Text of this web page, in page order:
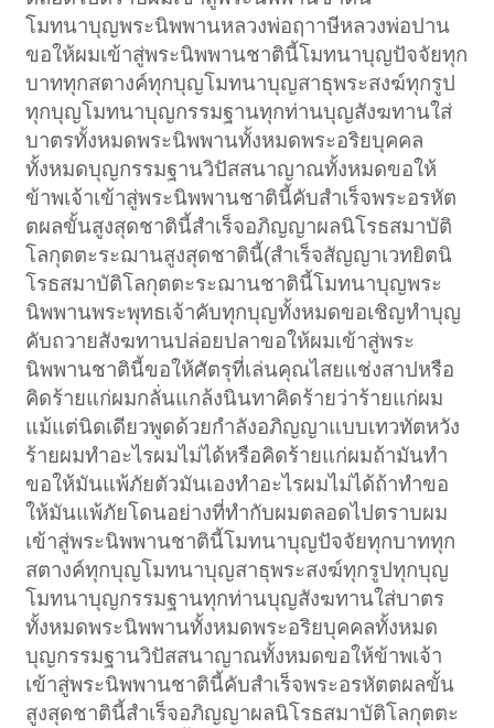
โมทนาบุญพระนิพพานหลวงพ่อฤาาษีหลวงพ่อปาน
ขอให้ผมเข้าสู่พระนิพพานชาตินี้โมทนาบุญปัจจัยทุก
บาททุกสตางค์ทุกบุญโมทนาบุญสาธุพระสงฆ์ทุกรูป
ทุกบุญโมทนาบุญกรรมฐานทุกท่านบุญสังฆทานใส่
บาตรทั้งหมดพระนิพพานทั้งหมดพระอริยบุคคล
ทั้งหมดบุญกรรมฐานวิปัสสนาญาณทั้งหมดขอให้
ข้าพเจ้าเข้าสู่พระนิพพานชาตินี้คับสำเร็จพระอรหัต
ตผลขั้นสูงสุดชาตินี้สำเร็จอภิญญาผลนิโรธสมาบัติ
โลกุตตะระฌานสูงสุดชาตินี้(สำเร็จสัญญาเวทยิตนิ
โรธสมาบัติโลกุตตะระฌานชาตินี้โมทนาบุญพระ
นิพพานพระพุทธเจ้าคับทุกบุญทั้งหมดขอเชิญทำบุญ
คับถวายสังฆทานปล่อยปลาขอให้ผมเข้าสู่พระ
นิพพานชาตินี้ขอให้ศัตรุที่เล่นคุณไสยแช่งสาปหรือ
คิดร้ายแก่ผมกลั่นแกล้งนินทาคิดร้ายว่าร้ายแก่ผม
แม้แต่นิดเดียวพูดด้วยกำลังอภิญญาแบบเทวทัตหวัง
ร้ายผมทำอะไรผมไม่ได้หรือคิดร้ายแก่ผมถ้ามันทำ
ขอให้มันแพ้ภัยตัวมันเองทำอะไรผมไม่ได้ถ้าทำขอ
ให้มันแพ้ภัยโดนอย่างที่ทำกับผมตลอดไปตราบผม
เข้าสู่พระนิพพานชาตินี้โมทนาบุญปัจจัยทุกบาททุก
สตางค์ทุกบุญโมทนาบุญสาธุพระสงฆ์ทุกรูปทุกบุญ
โมทนาบุญกรรมฐานทุกท่านบุญสังฆทานใส่บาตร
ทั้งหมดพระนิพพานทั้งหมดพระอริยบุคคลทั้งหมด
บุญกรรมฐานวิปัสสนาญาณทั้งหมดขอให้ข้าพเจ้า
เข้าสู่พระนิพพานชาตินี้คับสำเร็จพระอรหัตตผลขั้น
สูงสุดชาตินี้สำเร็จอภิญญาผลนิโรธสมาบัติโลกุตตะ